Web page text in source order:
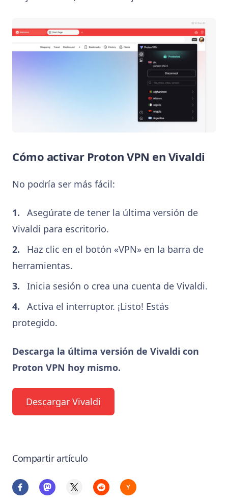
Cómo activar Proton VPN en Vivaldi
No podría ser más fácil:
Asegúrate de tener la última versión de
Vivaldi para escritorio.
Haz clic en el botón «VPN» en la barra de
herramientas.
Inicia sesión o crea una cuenta de Vivaldi.
Activa el interruptor. ¡Listo! Estás
protegido.
Descarga la última versión de Vivaldi con
Proton VPN hoy mismo.
Descargar Vivaldi
Compartir artículo